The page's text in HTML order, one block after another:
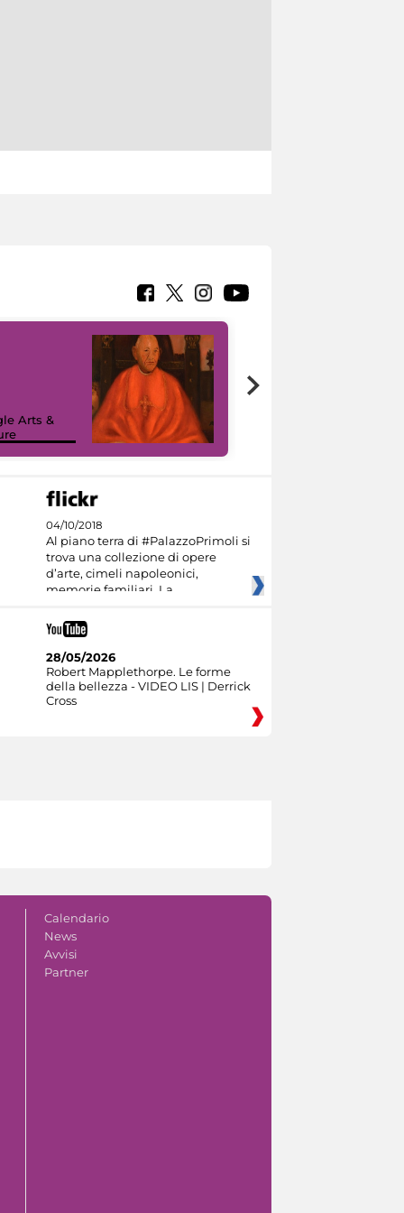
Arts &
04/10/2018
Al piano terra di #PalazzoPrimoli si
trova una collezione di opere
d’arte, cimeli napoleonici,
memorie familiari. La
28/05/2026
Robert Mapplethorpe. Le forme
della bellezza - VIDEO LIS | Derrick
Cross
Calendario
News
Avvisi
Partner